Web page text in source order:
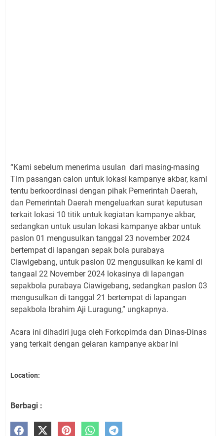
“Kami sebelum menerima usulan dari masing-masing
Tim pasangan calon untuk lokasi kampanye akbar, kami
tentu berkoordinasi dengan pihak Pemerintah Daerah,
dan Pemerintah Daerah mengeluarkan surat keputusan
terkait lokasi 10 titik untuk kegiatan kampanye akbar,
sedangkan untuk usulan lokasi kampanye akbar untuk
paslon 01 mengusulkan tanggal 23 november 2024
bertempat di lapangan sepak bola purabaya
Ciawigebang, untuk paslon 02 mengusulkan ke kami di
tangaal 22 November 2024 lokasinya di lapangan
sepakbola purabaya Ciawigebang, sedangkan paslon 03
mengusulkan di tanggal 21 bertempat di lapangan
sepakbola Ibrahim Aji Luragung,” ungkapnya.
Acara ini dihadiri juga oleh Forkopimda dan Dinas-Dinas
yang terkait dengan gelaran kampanye akbar ini
Location:
Berbagi :